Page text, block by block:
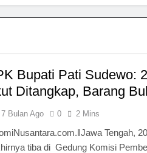
Bupati Pati Sudewo:
Ditangkap, Barang
7 Bulan Ago 0 2 Mins
Tengah,
tiba di Gedung Komisi